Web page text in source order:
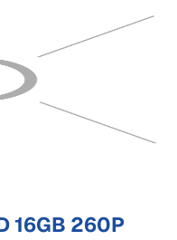
16GB 260P